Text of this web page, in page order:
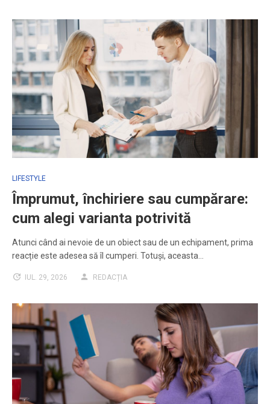
LIFESTYLE
Împrumut, închiriere sau cumpărare:
cum alegi varianta potrivită
Atunci când ai nevoie de un obiect sau de un echipament, prima
reacție este adesea să îl cumperi. Totuși, aceasta…
IUL. 29, 2026 REDACȚIA